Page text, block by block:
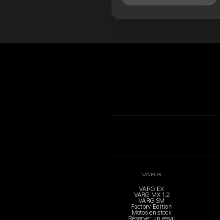
VARG
VARG EX
VARG MX 1.2
VARG SM
Factory Edition
Motos en stock
Réserver un essai